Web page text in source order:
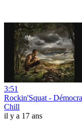
3:51
Rockin'Squat -
Chill
il y a 17 ans